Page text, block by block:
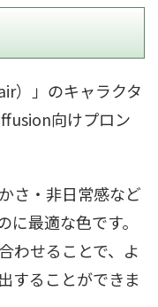
）」のキャラクタ
向けプロン
さ・非日常感など
最適な色です。
わせることで、よ
することができま